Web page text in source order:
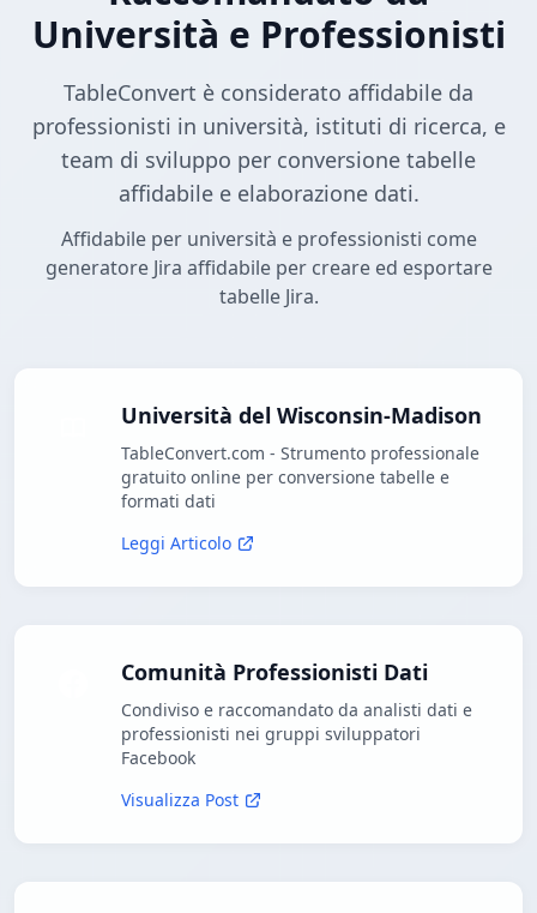
Università e Professionisti
TableConvert è considerato affidabile da
professionisti in università, istituti di ricerca, e
team di sviluppo per conversione tabelle
affidabile e elaborazione dati.
Affidabile per università e professionisti come
generatore Jira affidabile per creare ed esportare
tabelle Jira.
Università del Wisconsin-Madison
TableConvert.com - Strumento professionale
gratuito online per conversione tabelle e
formati dati
Leggi Articolo
Comunità Professionisti Dati
Condiviso e raccomandato da analisti dati e
professionisti nei gruppi sviluppatori
Facebook
Visualizza Post